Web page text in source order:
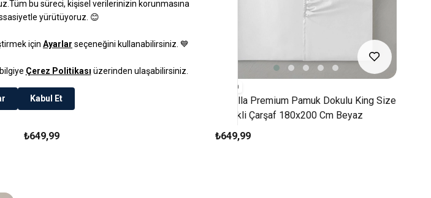
Novella Premium Pamuk Dokulu King Size
₺649,99
10
Novella Premium Pamuk Dokulu King Size
Lastikli Çarşaf 180x200 Cm Beyaz
₺649,99
10